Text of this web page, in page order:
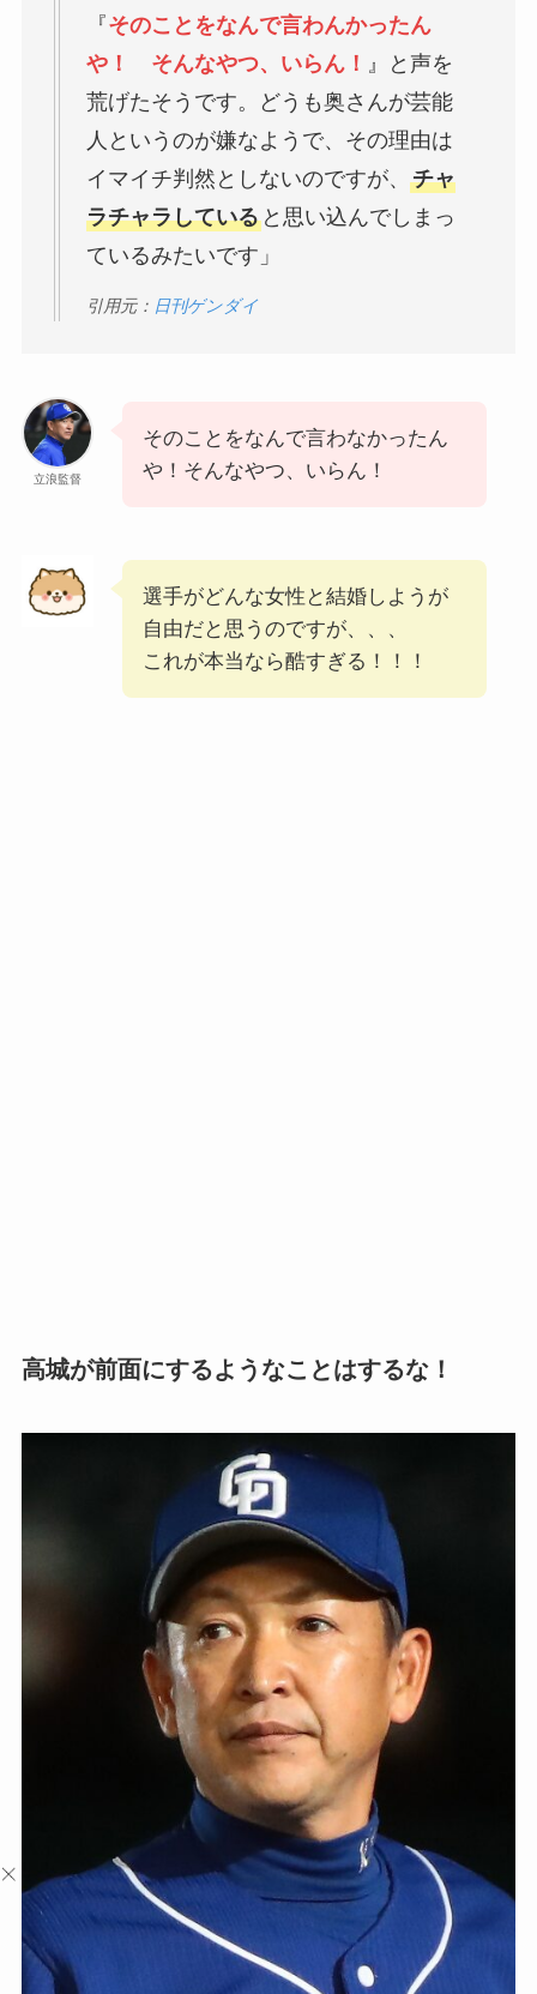
『そのことをなんで言わんかったん
や！ そんなやつ、いらん！ 』と声を
荒げたそうです。どうも奥さんが芸能
人というのが嫌なようで、その理由は
イマイチ判然としないのですが、 チャ
ラチャラしていると思い込んでしまっ
ているみたいです」
引用元： 日刊ゲンダイ
立浪監督
そのことをなんで言わなかったん
や！そんなやつ、いらん！
選手がどんな女性と結婚しようが
自由だと思うのですが、、、
これが本当なら酷すぎる！！！
高城が前面にするようなことはするな！